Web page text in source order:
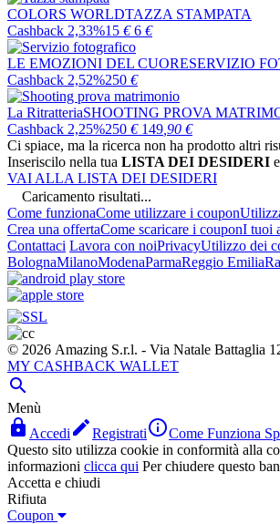
COLORS WORLDTAZZA STAMPATA
Cashback 2,33%15 € 6 €
LE EMOZIONI DEL CUORESERVIZIO
Cashback 2,52%250 €
La RitratteriaSHOOTING PROVA
Cashback 2,25%250 € 149 ,90 €
Ci spiace, ma la ricerca non ha prodotto altri
Inseriscilo nella tua LISTA DEI DESIDERI
VAI ALLA LISTA DEI DESIDERI
Caricamento risultati...
Come funzionaCome utilizzare i coupon
Crea una offertaCome scaricare i couponI tuoi
Contattaci Lavora con noiPrivacyUtilizzo dei
BolognaMilanoModenaParmaReggio Emilia
© 2026 Amazing S.r.l. - Via Natale Battaglia
MY CASHBACK WALLET

Menù
 Accedi RegistratiCome Funziona
Questo sito utilizza cookie in conformità alla
informazioni clicca qui Per chiudere questo
Accetta e chiudi
Rifiuta
Coupon